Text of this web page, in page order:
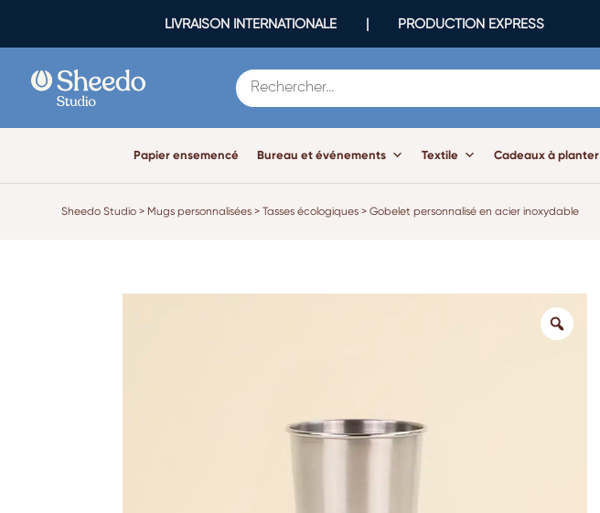
LIVRAISON INTERNATIONALE | PRODUCTION EXPRESS
Papier ensemencé Bureau et événements Textile Cadeaux à planter
Sheedo Studio > Mugs personnalisées >Tasses écologiques >Gobelet personnalisé en acier inoxydable